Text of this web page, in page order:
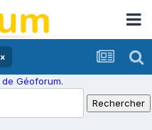
Géoforum.